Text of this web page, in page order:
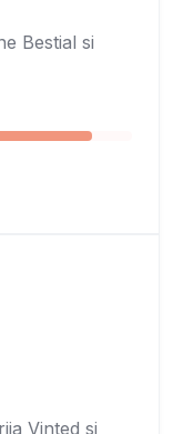
Bestial si
Vinted si